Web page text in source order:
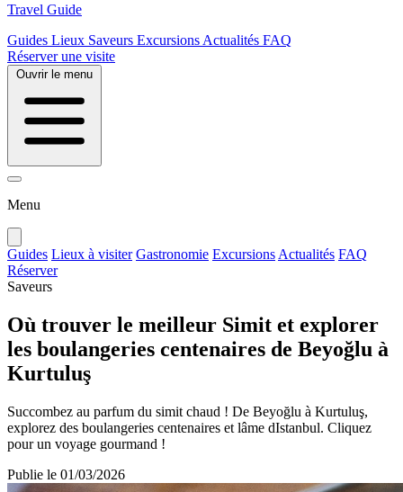
Travel Guide
Guides Lieux Saveurs Excursions Actualités FAQ
Réserver une visite
Ouvrir le menu
Menu
Guides Lieux à visiter Gastronomie Excursions Actualités FAQ
Réserver
Saveurs
Où trouver le meilleur Simit et explorer
les boulangeries centenaires de Beyoğlu à
Kurtuluş
Succombez au parfum du simit chaud ! De Beyoğlu à Kurtuluş,
explorez des boulangeries centenaires et lâme dIstanbul. Cliquez
pour un voyage gourmand !
Publie le 01/03/2026